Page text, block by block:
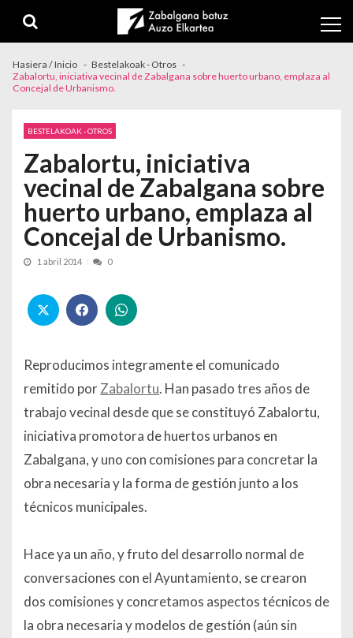
Hasiera / Inicio
Bestelakoak - Otros
Zabalortu, iniciativa vecinal de Zabalgana sobre huerto urbano, emplaza al
Concejal de Urbanismo.
BESTELAKOAK - OTROS
Zabalortu, iniciativa
vecinal de Zabalgana sobre
huerto urbano, emplaza al
Concejal de Urbanismo.
1 abril 2014 0
Reproducimos integramente el comunicado
remitido porZabalortu. Han pasado tres años de
trabajo vecinal desde que se constituyó Zabalortu,
iniciativa promotora de huertos urbanos en
Zabalgana, y uno con comisiones para concretar la
obra necesaria y la forma de gestión junto a los
técnicos municipales.
Hace ya un año, y fruto del desarrollo normal de
conversaciones con el Ayuntamiento, se crearon
dos comisiones y concretamos aspectos técnicos de
la obra necesaria y modelos de gestión (aún sin